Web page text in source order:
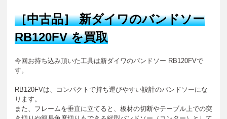
［中古品］新ダイワのバンドソー
RB120FV を買取
今回お持ち込み頂いた工具は新ダイワのバンドソー RB120FVで
す。
RB120FVは、コンパクトで持ち運びやすい設計のバンドソーにな
ります。
また、フレームを垂直に立てると、板材の切断やテーブル上での突